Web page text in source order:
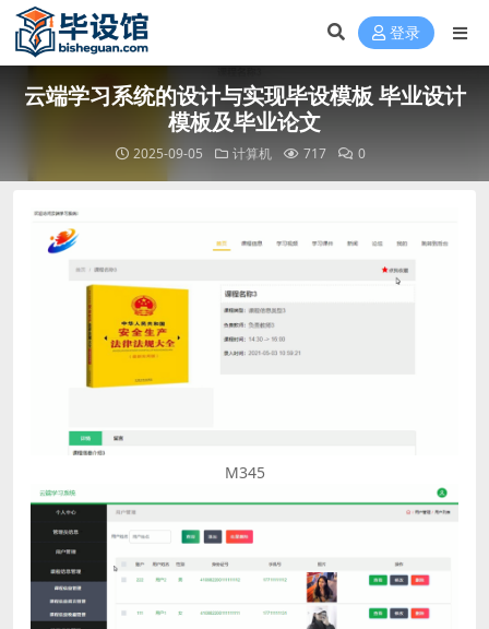
登录
云端学习系统的设计与实现毕设模板 毕业设计
模板及毕业论文
2025-09-05 计算机 717 0
M345